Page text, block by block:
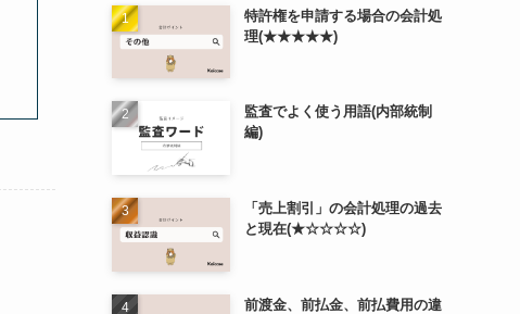
特許権を申請する場合の会計処
理(★★★★★)
監査でよく使う用語(内部統制
編)
「売上割引」の会計処理の過去
と現在(★☆☆☆☆)
前渡金、前払金、前払費用の違